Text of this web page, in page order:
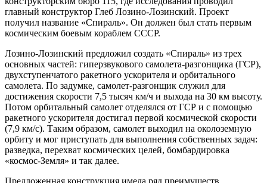
главный конструктор Глеб Лозино-Лозинский. Проект
получил название «Спираль». Он должен был стать первым
космическим боевым кораблем СССР.
Лозино-Лозинский предложил создать «Спираль» из трех
основных частей: гиперзвукового самолета-разгонщика (ГСР),
двухступенчатого ракетного ускорителя и орбитального
самолета. По задумке, самолет-разгонщик служил для
достижения скорости 7,5 тысяч км/ч и выхода на 30 км высоту.
Потом орбитальный самолет отделялся от ГСР и с помощью
ракетного ускорителя достигал первой космической скорости
(7,9 км/c). Таким образом, самолет выходил на околоземную
орбиту и мог приступать для выполнения собственных задач:
разведка, перехват космических целей, бомбардировка
«космос-Земля» и так далее.